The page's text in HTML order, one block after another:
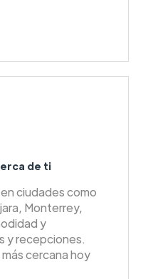
de ti
ciudades como
Monterrey,
y
y recepciones.
cercana hoy